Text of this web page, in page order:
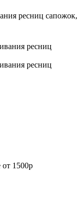
ресниц сапожок,
от 1500р